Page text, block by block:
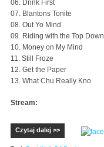
06. Drink First
07. Blantons Tonite
08. Out Yo Mind
09. Riding with the Top Down
10. Money on My Mind
11. Still Froze
12. Get the Paper
13. What Chu Really Kno
Stream:
Czytaj dalej >>